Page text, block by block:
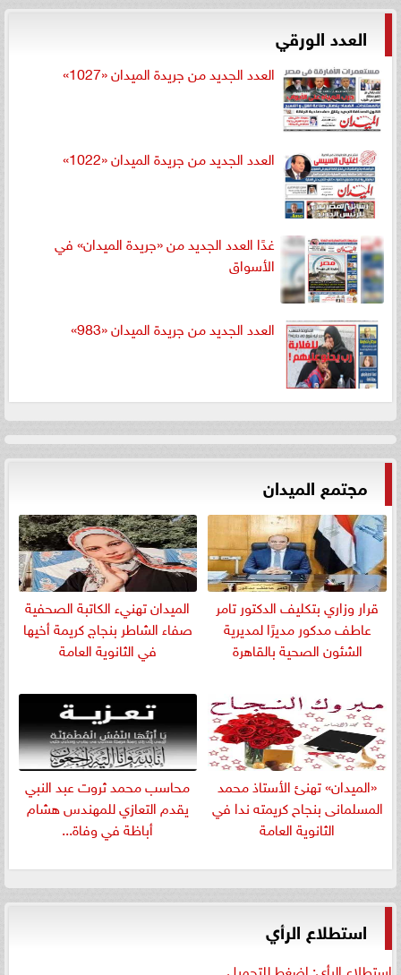
العدد الورقي
العدد الجديد من جريدة الميدان «1027»
العدد الجديد من جريدة الميدان «1022»
غدًا العدد الجديد من «جريدة الميدان» في
الأسواق
العدد الجديد من جريدة الميدان «983»
مجتمع الميدان
قرار وزاري بتكليف الدكتور تامر
عاطف مدكور مديرًا لمديرية
الشئون الصحية بالقاهرة
الميدان تهنيء الكاتبة الصحفية
صفاء الشاطر بنجاج كريمة أخيها
في الثانوية العامة
«الميدان» تهنئ الأستاذ محمد
المسلمانى بنجاح كريمته ندا في
الثانوية العامة
​محاسب محمد ثروت عبد النبي
يقدم التعازي للمهندس هشام
أباظة في وفاة...
استطلاع الرأي
استطلاع الرأي: اضغط للتحميل